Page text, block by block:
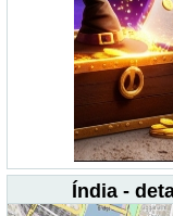
Índia -